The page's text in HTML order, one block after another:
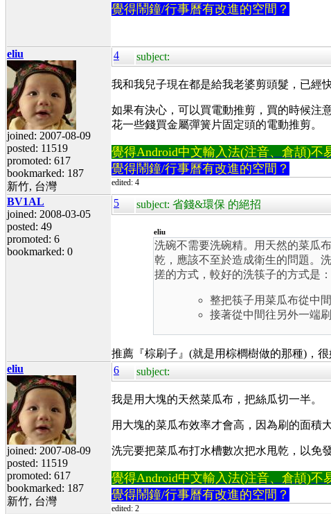
覺得鬧鐘/行事曆有改進的空間？
eliu
joined: 2007-08-09
posted: 11519
promoted: 617
bookmarked: 187
新竹, 台灣
4 subject:
我和我兒子現在都是給我老婆剪頭髮，已經
如果有決心，可以買電動推剪，買的時候注
花一些錢買金屬彈簧片固定頭的電動推剪。
覺得Android中文輸入法(注音、倉頡)不
覺得鬧鐘/行事曆有改進的空間？
edited: 4
BV1AL
joined: 2008-03-05
posted: 49
promoted: 6
bookmarked: 0
5 subject: 省錢&環保 的絕招
eliu
洗碗不需要洗碗精。用天然的菜瓜
乾，應該不至於造成衛生的問題。
搓的方式，較好的洗筷子的方式是：
整把筷子用菜瓜布從中
接著從中間往另外一端
推薦『棕刷子』(就是用棕櫚樹做的那種)，
eliu
joined: 2007-08-09
posted: 11519
promoted: 617
bookmarked: 187
新竹, 台灣
6 subject:
我是用大塊的天然菜瓜布，把絲瓜切一半。
用大塊的菜瓜布效率才會高，因為刷的面積
洗完要把菜瓜布打水槽數次把水甩乾，以免發
覺得Android中文輸入法(注音、倉頡)不
覺得鬧鐘/行事曆有改進的空間？
edited: 2